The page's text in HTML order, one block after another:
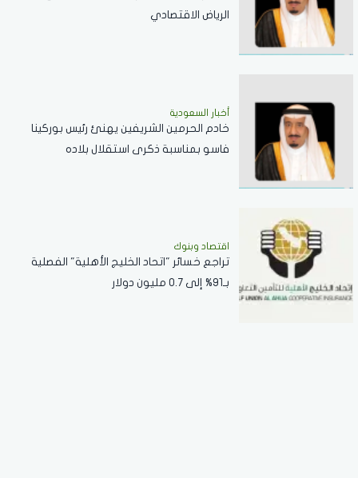
الرياض الاقتصادي
أخبار السعودية
خادم الحرمين الشريفين يهنئ رئيس بوركينا
فاسو بمناسبة ذكرى استقلال بلاده
اقتصاد وبنوك
تراجع خسائر "اتحاد الخليج الأهلية" الفصلية
بـ91% إلى 0.7 مليون دولار